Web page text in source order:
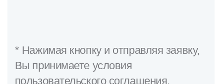
* Нажимая кнопку и отправляя заявку,
Вы принимаете условия
пользовательского соглашения,